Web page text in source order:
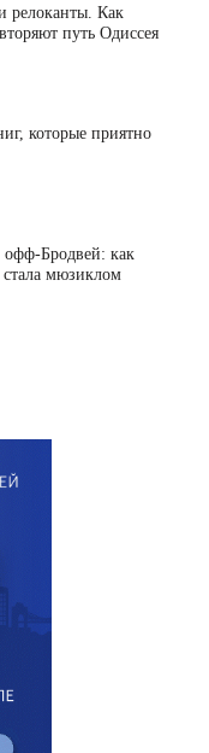
релоканты. Как
путь Одиссея
которые приятно
офф-Бродвей: как
мюзиклом